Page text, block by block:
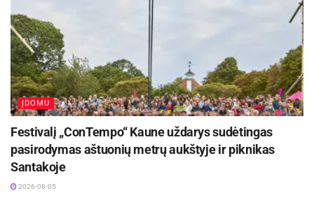
ĮDOMU
Festivalį „ConTempo“ Kaune uždarys sudėtingas
pasirodymas aštuonių metrų aukštyje ir piknikas
Santakoje
2026-08-05